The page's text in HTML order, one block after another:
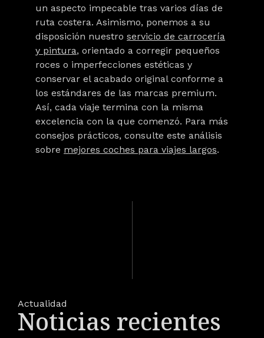
un aspecto impecable tras varios días de
ruta costera. Asimismo, ponemos a su
disposición nuestro servicio de carrocería
y pintura, orientado a corregir pequeños
roces o imperfecciones estéticas y
conservar el acabado original conforme a
los estándares de las marcas premium.
Así, cada viaje termina con la misma
excelencia con la que comenzó. Para más
consejos prácticos, consulte este análisis
sobre mejores coches para viajes largos.
Actualidad
Noticias recientes